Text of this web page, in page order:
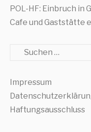
POL-HF: Einbruch in
Cafe und Gaststätte
Suche
Impressum
Haftungsausschluss